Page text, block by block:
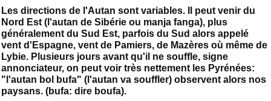
Les directions de l'Autan sont variables. Il peut venir du
Nord Est (l'autan de Sibérie ou manja fanga), plus
généralement du Sud Est, parfois du Sud alors appelé
vent d'Espagne, vent de Pamiers, de Mazères où même de
Lybie. Plusieurs jours avant qu'il ne souffle, signe
annonciateur, on peut voir très nettement les Pyrénées:
"l'autan bol bufa" (l'autan va souffler) observent alors nos
paysans. (bufa: dire boufa).